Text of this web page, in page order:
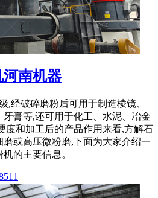
南机器
,经破碎磨粉后可用于制造棱镜、
牙膏等,还可用于化工、水泥、冶金
度和加工后的产品作用来看,方解石
磨或高压微粉磨,下面为大家介绍一
的主要信息。